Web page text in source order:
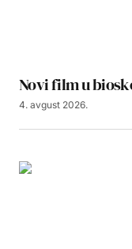
Novi film u
4. avgust 2026.